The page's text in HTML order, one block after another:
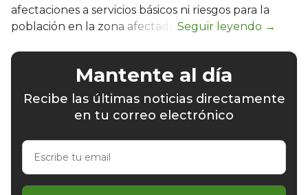
afectaciones a servicios básicos ni riesgos para la
población en la zona afectada.
Mantente al día
Recibe las últimas noticias directamente
en tu correo electrónico
Escribe
email